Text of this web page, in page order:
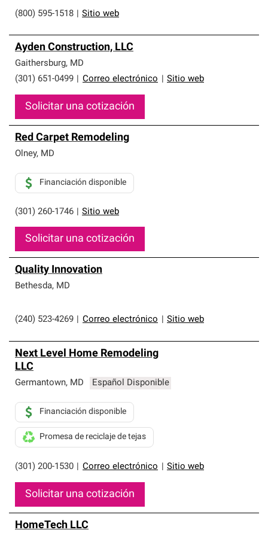
(800) 595-1518 Sitio web
Ayden Construction, LLC
Gaithersburg, MD
(301) 651-0499
Correo electrónico Sitio web
Solicitar una cotización
Red Carpet Remodeling
Olney, MD
(301) 260-1746 Sitio web
Financiación disponible
Solicitar una cotización
Quality Innovation
Bethesda, MD
(240) 523-4269 Correo electrónico Sitio web
Next Level Home Remodeling
LLC
Germantown, MD Español Disponible
(301) 200-1530 Correo electrónico Sitio web
Financiación disponible
Promesa de reciclaje de tejas
Solicitar una cotización
HomeTech LLC